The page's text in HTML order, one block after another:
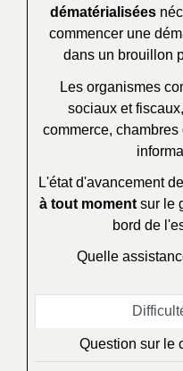
dématérialisées
commencer une
dans un brouillon
Les organismes
sociaux et
commerce,
L'état d'avancement
à tout moment sur le
bord de
Quelle
Question sur le